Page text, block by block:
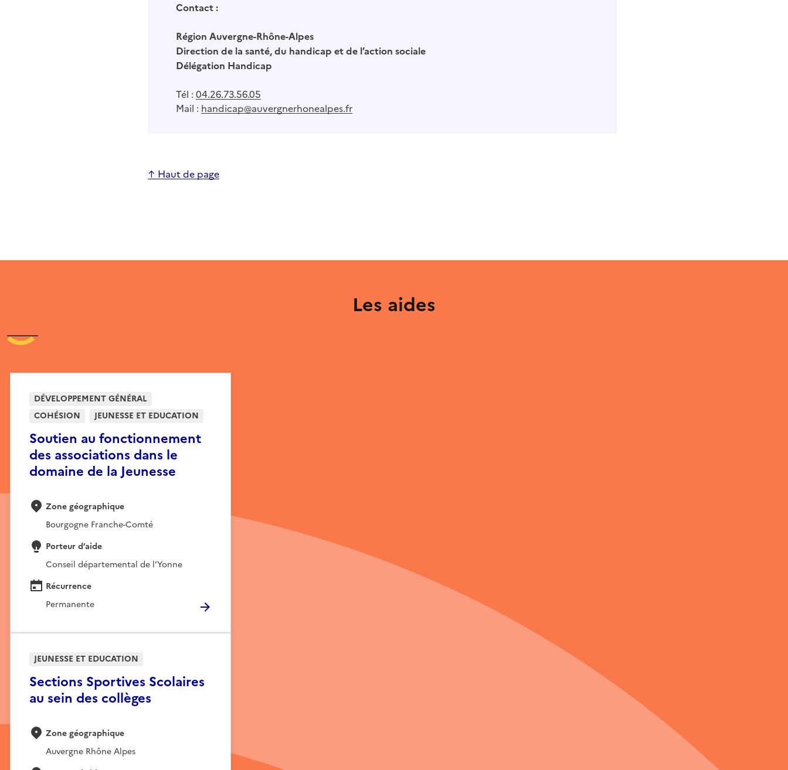
Contact :
Région Auvergne-Rhône-Alpes
Direction de la santé, du handicap et de l’action sociale
Délégation Handicap
Tél : 04.26.73.56.05
Mail : handicap@auvergnerhonealpes.fr
↑ Haut de page
Les aides
Soutien au fonctionnement
des associations dans le
domaine de la Jeunesse
DÉVELOPPEMENT GÉNÉRAL
COHÉSION
JEUNESSE ET EDUCATION
Zone géographique
Bourgogne Franche-Comté
Porteur d’aide
Conseil départemental de l’Yonne
Récurrence
Permanente
Sections Sportives Scolaires
au sein des collèges
JEUNESSE ET EDUCATION
Zone géographique
Auvergne Rhône Alpes